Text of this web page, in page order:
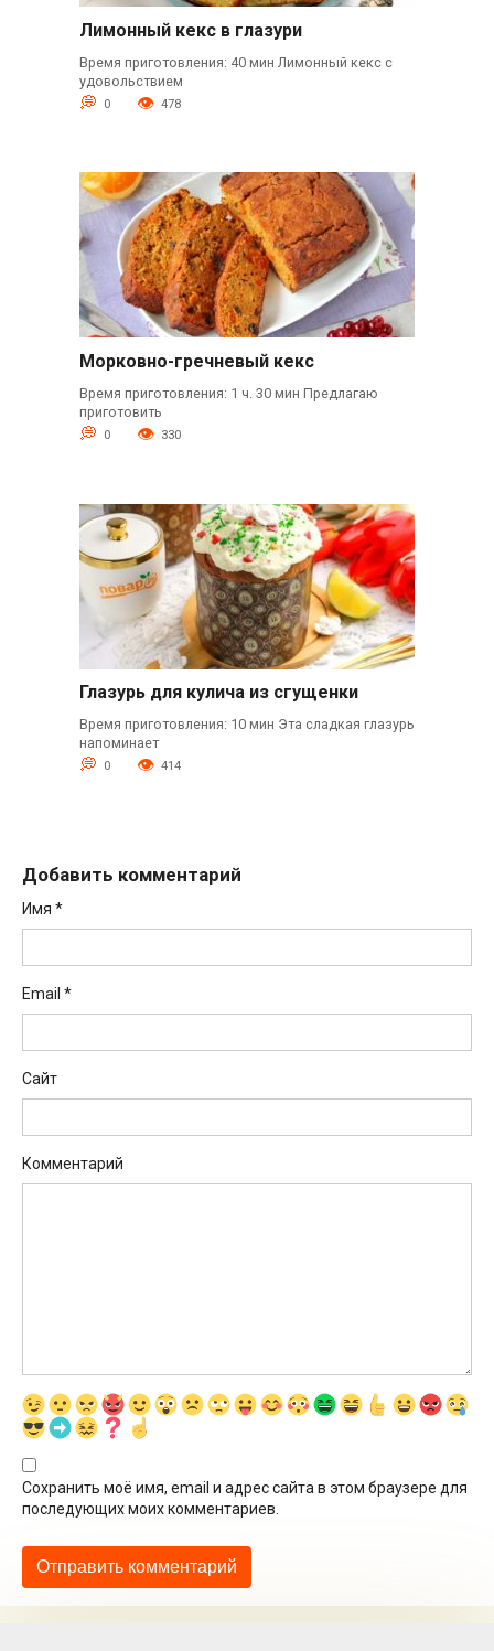
Лимонный кекс в глазури
Время приготовления: 40 мин Лимонный кекс с
удовольствием
0 478
Морковно-гречневый кекс
Время приготовления: 1 ч. 30 мин Предлагаю
приготовить
0 330
Глазурь для кулича из сгущенки
Время приготовления: 10 мин Эта сладкая глазурь
напоминает
0 414
Добавить комментарий
Имя *
Email *
Сайт
Комментарий
Сохранить моё имя, email и адрес сайта в этом браузере для
последующих моих комментариев.